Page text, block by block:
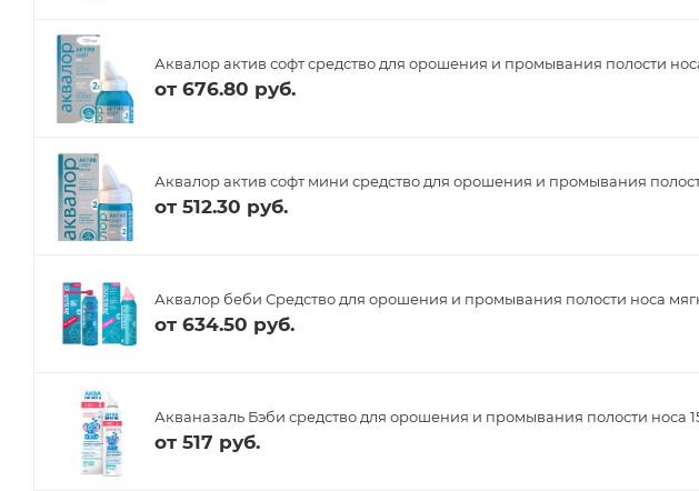
Аквалор актив софт средство для орошения и промывания полости
от 676.80 руб.
Аквалор актив софт мини средство для орошения и промывания
от 512.30 руб.
Аквалор беби Средство для орошения и промывания полости носа
от 634.50 руб.
Акваназаль Бэби средство для орошения и промывания полости носа
от 517 руб.